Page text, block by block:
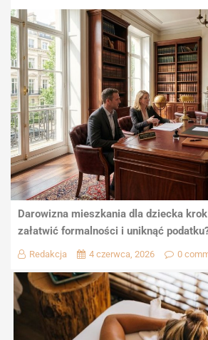
Darowizna mieszkania dla dziecka
załatwić formalności i uniknąć
Redakcja 4 czerwca, 2026 0